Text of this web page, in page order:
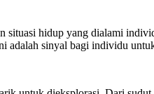
hidup yang dialami
sinyal bagi individu